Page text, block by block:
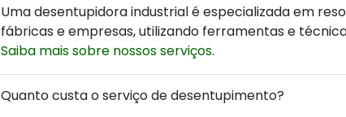
Uma desentupidora industrial é especializada em
fábricas e empresas, utilizando ferramentas e
Saiba mais sobre nossos serviços.
Quanto custa o serviço de desentupimento?